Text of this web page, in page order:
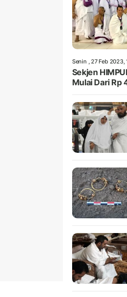
Senin , 27 Feb 2023,
Sekjen
Mulai Dari Rp